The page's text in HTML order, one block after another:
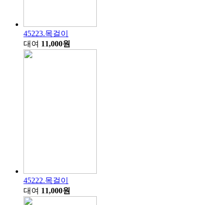
45223.목걸이
대여 11,000원
45222.목걸이
대여 11,000원